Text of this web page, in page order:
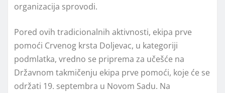
organizacija sprovodi.
Pored ovih tradicionalnih aktivnosti, ekipa prve
pomoći Crvenog krsta Doljevac, u kategoriji
podmlatka, vredno se priprema za učešće na
Državnom takmičenju ekipa prve pomoći, koje će se
održati 19. septembra u Novom Sadu. Na